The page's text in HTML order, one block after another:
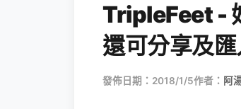
TripleFeet -
還可分享及
發佈日期：2018/1/5作者： 阿